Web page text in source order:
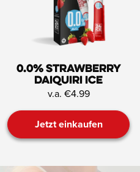
0.0% Strawberry
Daiquiri ICE
v.a. €4.99
Jetzt einkaufen